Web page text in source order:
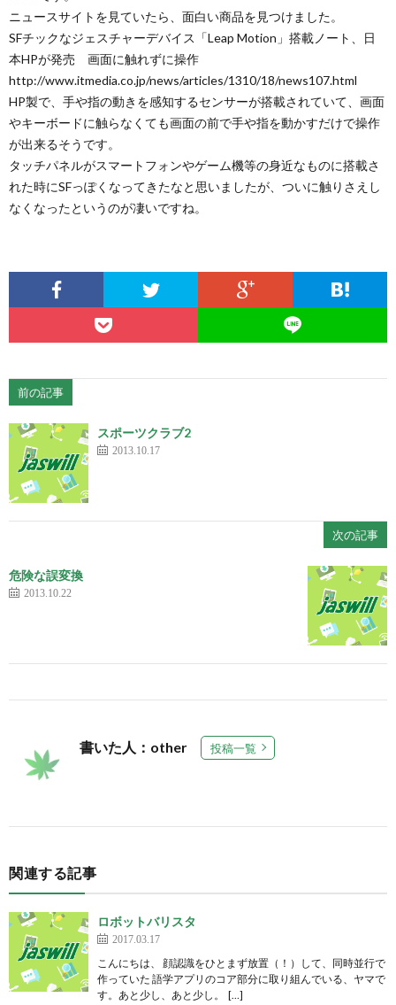
ニュースサイトを見ていたら、面白い商品を見つけました。
SFチックなジェスチャーデバイス「Leap Motion」搭載ノート、日
本HPが発売 画面に触れずに操作
http://www.itmedia.co.jp/news/articles/1310/18/news107.html
HP製で、手や指の動きを感知するセンサーが搭載されていて、画面
やキーボードに触らなくても画面の前で手や指を動かすだけで操作
が出来るそうです。
タッチパネルがスマートフォンやゲーム機等の身近なものに搭載さ
れた時にSFっぽくなってきたなと思いましたが、ついに触りさえし
なくなったというのが凄いですね。
前の記事
スポーツクラブ2
2013.10.17
次の記事
危険な誤変換
2013.10.22
書いた人：other 投稿一覧
関連する記事
ロボットバリスタ
2017.03.17
こんにちは、 顔認識をひとまず放置（！）して、同時並行で
作っていた 語学アプリのコア部分に取り組んでいる、ヤマで
す。あと少し、あと少し。 […]